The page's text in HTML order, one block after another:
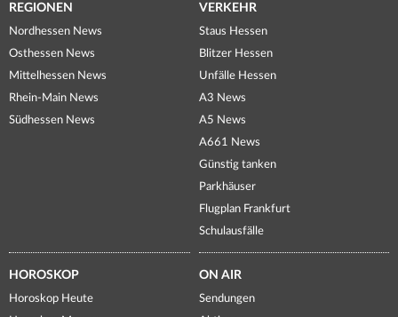
REGIONEN
Nordhessen News
Osthessen News
Mittelhessen News
Rhein-Main News
Südhessen News
VERKEHR
Staus Hessen
Blitzer Hessen
Unfälle Hessen
A3 News
A5 News
A661 News
Günstig tanken
Parkhäuser
Flugplan Frankfurt
Schulausfälle
HOROSKOP
Horoskop Heute
ON AIR
Sendungen